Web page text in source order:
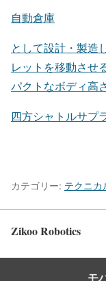
自動倉庫
として設計・製造
レットを移動させ
パクトなボディ高
四方シャトルサプ
カテゴリー: テクニカ
Zikoo Robotics
モ